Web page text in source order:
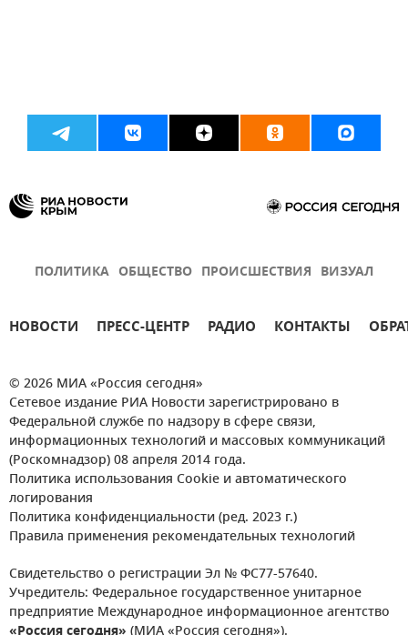
ПОЛИТИКА ОБЩЕСТВО ПРОИСШЕСТВИЯ ВИЗУАЛ
НОВОСТИ ПРЕСС-ЦЕНТР РАДИО КОНТАКТЫ
© 2026 МИА «Россия сегодня»
Сетевое издание РИА Новости зарегистрировано в
Федеральной службе по надзору в сфере связи,
информационных технологий и массовых коммуникаций
(Роскомнадзор) 08 апреля 2014 года.
Политика использования Cookie и автоматического
логирования
Политика конфиденциальности (ред. 2023 г.)
Правила применения рекомендательных технологий
Свидетельство о регистрации Эл № ФС77-57640.
Учредитель: Федеральное государственное унитарное
предприятие Международное информационное агентство